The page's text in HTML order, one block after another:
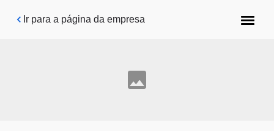
Pular para o conteúdo principal
Ir para a página da empresa